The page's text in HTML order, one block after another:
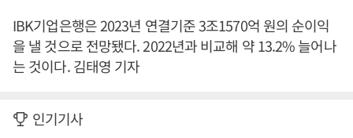
IBK기업은행은 2023년 연결기준 3조1570억 원의 순이익
을 낼 것으로 전망됐다. 2022년과 비교해 약 13.2% 늘어나
는 것이다. 김태영 기자
인기기사